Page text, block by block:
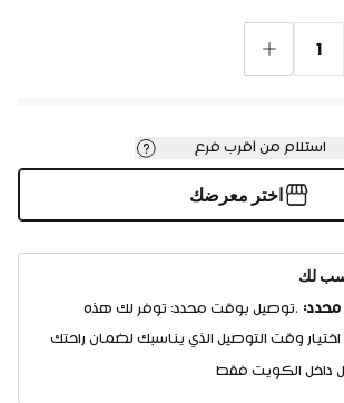
1
استلام من أقرب فرع
اختر معرضك
لك
.توصيل بوقت محدد: توفر لك هذه
اختيار وقت التوصيل الذي يناسبك لضمان راحتك
داخل الكويت فقط